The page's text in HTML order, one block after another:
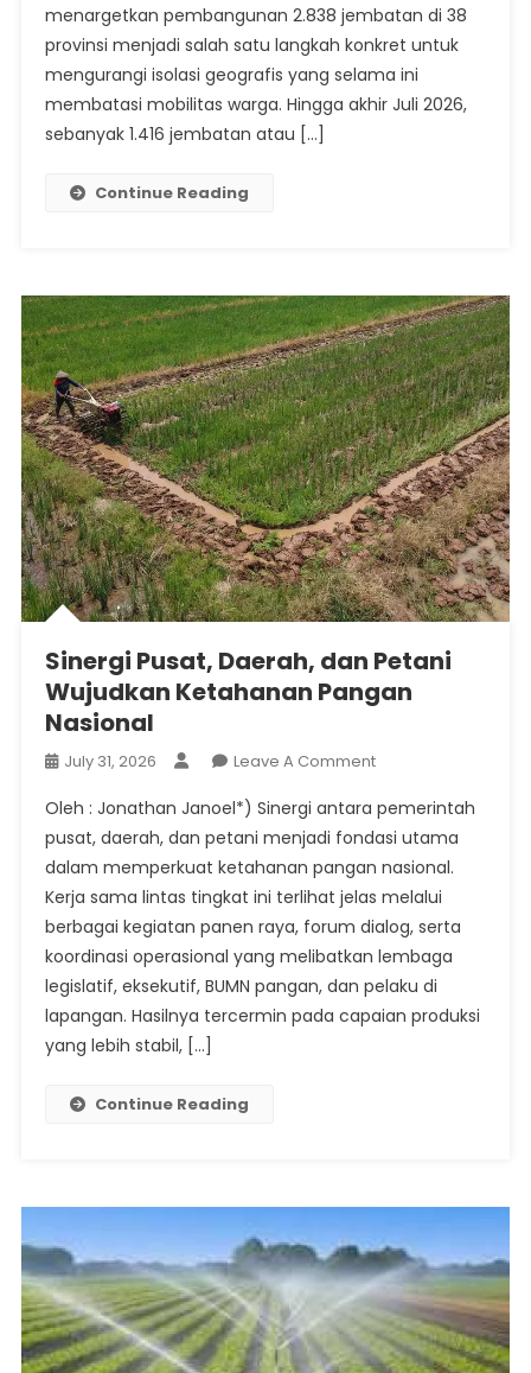
Momentum
Percepatan
Pembangunan
Jembatan
menargetkan pembangunan 2.838 jembatan di 38
provinsi menjadi salah satu langkah konkret untuk
mengurangi isolasi geografis yang selama ini
membatasi mobilitas warga. Hingga akhir Juli 2026,
sebanyak 1.416 jembatan atau […]
Continue Reading
Sinergi Pusat, Daerah, dan Petani
Wujudkan Ketahanan Pangan
Nasional
July 31, 2026 Leave A CommentOn
Pusat,
Daerah,
Dan
Petani
Wujudkan
Ketahanan
Pangan
Nasional
Oleh : Jonathan Janoel*) Sinergi antara pemerintah
pusat, daerah, dan petani menjadi fondasi utama
dalam memperkuat ketahanan pangan nasional.
Kerja sama lintas tingkat ini terlihat jelas melalui
berbagai kegiatan panen raya, forum dialog, serta
koordinasi operasional yang melibatkan lembaga
legislatif, eksekutif, BUMN pangan, dan pelaku di
lapangan. Hasilnya tercermin pada capaian produksi
yang lebih stabil, […]
Continue Reading